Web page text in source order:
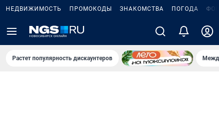
НЕДВИЖИМОСТЬ ПРОМОКОДЫ ЗНАКОМСТВА ПОГОДА
Растет популярность дискаунтеров